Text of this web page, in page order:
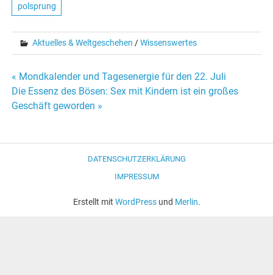
polsprung
Aktuelles & Weltgeschehen /Wissenswertes
Beitrags-
« Mondkalender und Tagesenergie für den 22. Juli
Die Essenz des Bösen: Sex mit Kindern ist ein großes
Geschäft geworden »
DATENSCHUTZERKLÄRUNG
IMPRESSUM
Erstellt mit WordPressund Merlin.